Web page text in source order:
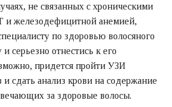
не связанных с хроническими
и железодефицитной анемией,
по здоровью волосяного
и серьезно отнестись к его
придется пройти УЗИ
и сдать анализ крови на содержание
за здоровые волосы.